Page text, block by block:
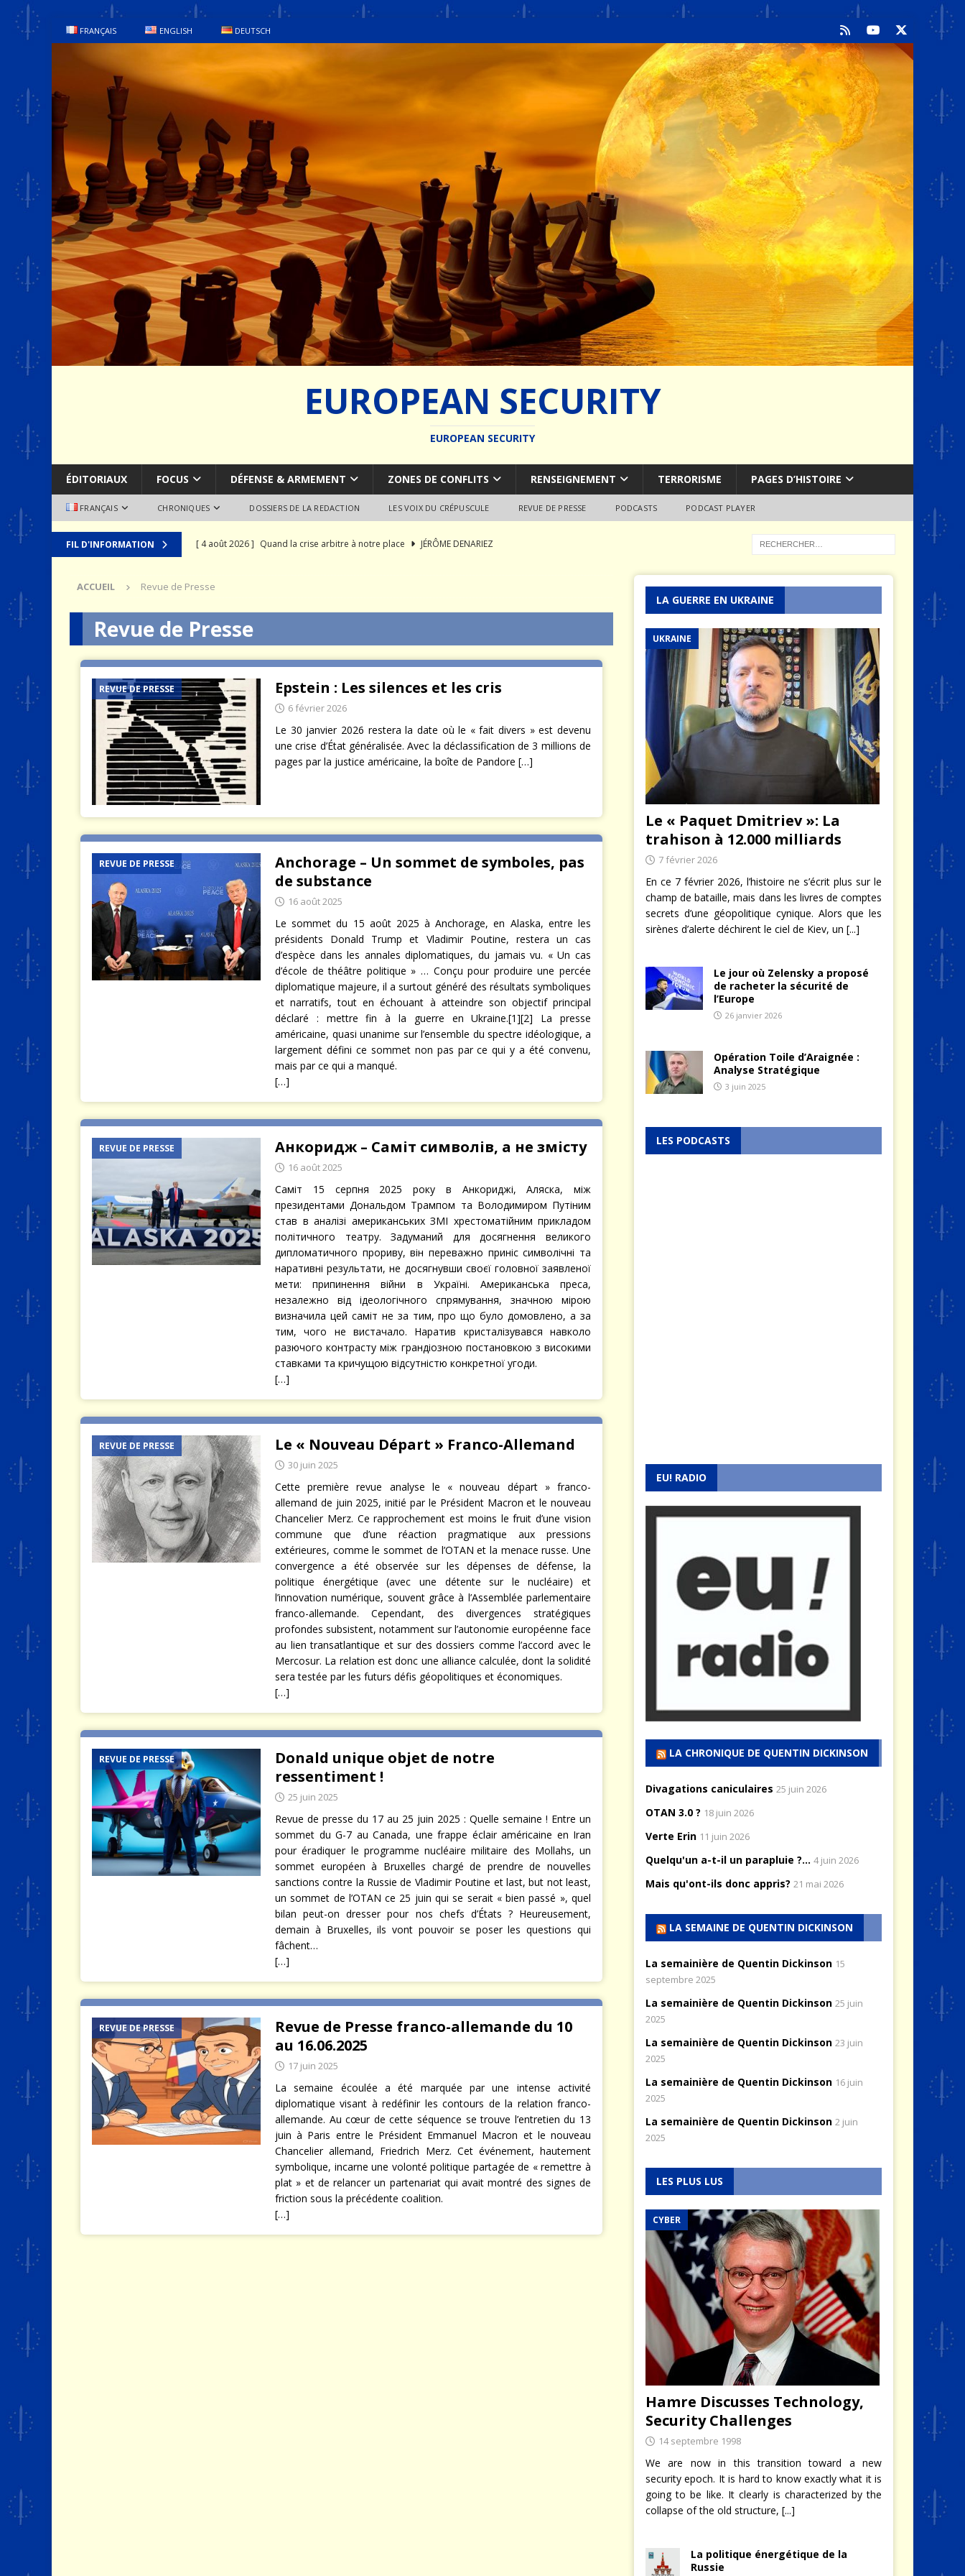
FRANÇAIS ENGLISH DEUTSCH
EUROPEAN SECURITY
EUROPEAN SECURITY
ÉDITORIAUX FOCUS DÉFENSE & ARMEMENT ZONES DE CONFLITS RENSEIGNEMENT TERRORISME PAGES D’HISTOIRE
FRANÇAIS CHRONIQUES DOSSIERS DE LA REDACTION LES VOIX DU CRÉPUSCULE REVUE DE PRESSE PODCASTS PODCAST PLAYER
FIL D'INFORMATION [ 4 août 2026 ] Quand la crise arbitre à notre place
JÉRÔME DENARIEZ
[ 28 juillet 2026 ]
[ 9 août 2026 ] Le jeu des murmures : La guerre secrète des nations RENSEIGNEMENT
ACCUEIL Revue de Presse
Revue de Presse
REVUE DE PRESSE Epstein : Les silences et les cris
6 février 2026
Le 30 janvier 2026 restera la date où le « fait divers » est devenu
une crise d’État généralisée. Avec la déclassification de 3 millions de
pages par la justice américaine, la boîte de Pandore […]
REVUE DE PRESSE
Anchorage – Un sommet de symboles, pas
de substance
16 août 2025
Le sommet du 15 août 2025 à Anchorage, en Alaska, entre les
présidents Donald Trump et Vladimir Poutine, restera un cas
d’espèce dans les annales diplomatiques, du jamais vu. « Un cas
d’école de théâtre politique » … Conçu pour produire une percée
diplomatique majeure, il a surtout généré des résultats symboliques
et narratifs, tout en échouant à atteindre son objectif principal
déclaré : mettre fin à la guerre en Ukraine.[1][2] La presse
américaine, quasi unanime sur l’ensemble du spectre idéologique, a
largement défini ce sommet non pas par ce qui y a été convenu,
mais par ce qui a manqué.
[…]
REVUE DE PRESSE Анкоридж – Саміт символів, а не змісту
16 août 2025
Саміт 15 серпня 2025 року в Анкориджі, Аляска, між
президентами Дональдом Трампом та Володимиром Путіним
став в аналізі американських ЗМІ хрестоматійним прикладом
політичного театру. Задуманий для досягнення великого
дипломатичного прориву, він переважно приніс символічні та
наративні результати, не досягнувши своєї головної заявленої
мети: припинення війни в Україні. Американська преса,
незалежно від ідеологічного спрямування, значною мірою
визначила цей саміт не за тим, про що було домовлено, а за
тим, чого не вистачало. Наратив кристалізувався навколо
разючого контрасту між грандіозною постановкою з високими
ставками та кричущою відсутністю конкретної угоди.
[…]
REVUE DE PRESSE Le « Nouveau Départ » Franco-Allemand
30 juin 2025
Cette première revue analyse le « nouveau départ » franco-
allemand de juin 2025, initié par le Président Macron et le nouveau
Chancelier Merz. Ce rapprochement est moins le fruit d’une vision
commune que d’une réaction pragmatique aux pressions
extérieures, comme le sommet de l’OTAN et la menace russe. Une
convergence a été observée sur les dépenses de défense, la
politique énergétique (avec une détente sur le nucléaire) et
l’innovation numérique, souvent grâce à l’Assemblée parlementaire
franco-allemande. Cependant, des divergences stratégiques
profondes subsistent, notamment sur l’autonomie européenne face
au lien transatlantique et sur des dossiers comme l’accord avec le
Mercosur. La relation est donc une alliance calculée, dont la solidité
sera testée par les futurs défis géopolitiques et économiques.
[…]
REVUE DE PRESSE
Donald unique objet de notre
ressentiment !
25 juin 2025
Revue de presse du 17 au 25 juin 2025 : Quelle semaine ! Entre un
sommet du G-7 au Canada, une frappe éclair américaine en Iran
pour éradiquer le programme nucléaire militaire des Mollahs, un
sommet européen à Bruxelles chargé de prendre de nouvelles
sanctions contre la Russie de Vladimir Poutine et last, but not least,
un sommet de l’OTAN ce 25 juin qui se serait « bien passé », quel
bilan peut-on dresser pour nos chefs d’États ? Heureusement,
demain à Bruxelles, ils vont pouvoir se poser les questions qui
fâchent…
[…]
REVUE DE PRESSE
Revue de Presse franco-allemande du 10
au 16.06.2025
17 juin 2025
La semaine écoulée a été marquée par une intense activité
diplomatique visant à redéfinir les contours de la relation franco-
allemande. Au cœur de cette séquence se trouve l’entretien du 13
juin à Paris entre le Président Emmanuel Macron et le nouveau
Chancelier allemand, Friedrich Merz. Cet événement, hautement
symbolique, incarne une volonté politique partagée de « remettre à
plat » et de relancer un partenariat qui avait montré des signes de
friction sous la précédente coalition.
[…]
LA GUERRE EN UKRAINE
UKRAINE
Le « Paquet Dmitriev »: La
trahison à 12.000 milliards
7 février 2026
En ce 7 février 2026, l’histoire ne s’écrit plus sur le
champ de bataille, mais dans les livres de comptes
secrets d’une géopolitique cynique. Alors que les
sirènes d’alerte déchirent le ciel de Kiev, un [...]
Le jour où Zelensky a proposé
de racheter la sécurité de
l’Europe
26 janvier 2026
Opération Toile d’Araignée :
Analyse Stratégique
3 juin 2025
LES PODCASTS
EU! RADIO
LA CHRONIQUE DE QUENTIN DICKINSON
Divagations caniculaires 25 juin 2026
OTAN 3.0 ? 18 juin 2026
Verte Erin 11 juin 2026
Quelqu'un a-t-il un parapluie ?... 4 juin 2026
Mais qu'ont-ils donc appris? 21 mai 2026
LA SEMAINE DE QUENTIN DICKINSON
La semainière de Quentin Dickinson 15
septembre 2025
La semainière de Quentin Dickinson 25 juin
2025
La semainière de Quentin Dickinson 23 juin
2025
La semainière de Quentin Dickinson 16 juin
2025
La semainière de Quentin Dickinson 2 juin
2025
LES PLUS LUS
CYBER
Hamre Discusses Technology,
Security Challenges
14 septembre 1998
We are now in this transition toward a new
security epoch. It is hard to know exactly what it is
going to be like. It clearly is characterized by the
collapse of the old structure, [...]
La politique énergétique de la
Russie